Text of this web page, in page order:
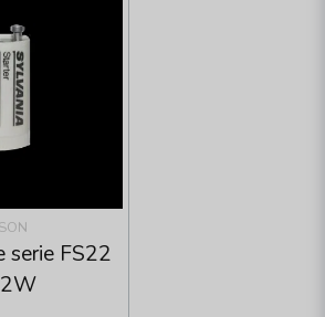
serie FS22